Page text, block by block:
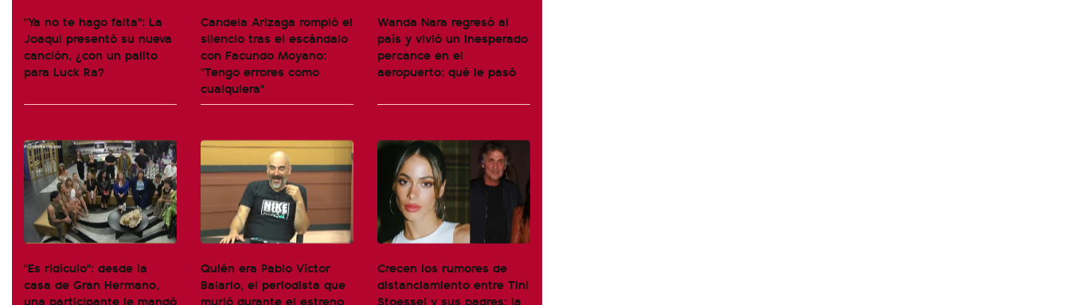
"Ya no te hago falta": La
Joaqui presentó su nueva
canción, ¿con un palito
para Luck Ra?
Candela Arizaga rompió el
silencio tras el escándalo
con Facundo Moyano:
"Tengo errores como
cualquiera"
Wanda Nara regresó al
país y vivió un inesperado
percance en el
aeropuerto: qué le pasó
"Es ridículo": desde la
casa de Gran Hermano,
una participante le mandó
Quién era Pablo Víctor
Balario, el periodista que
murió durante el estreno
Crecen los rumores de
distanciamiento entre Tini
Stoessel y sus padres: la